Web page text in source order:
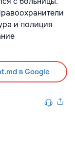
и полиция
в Google